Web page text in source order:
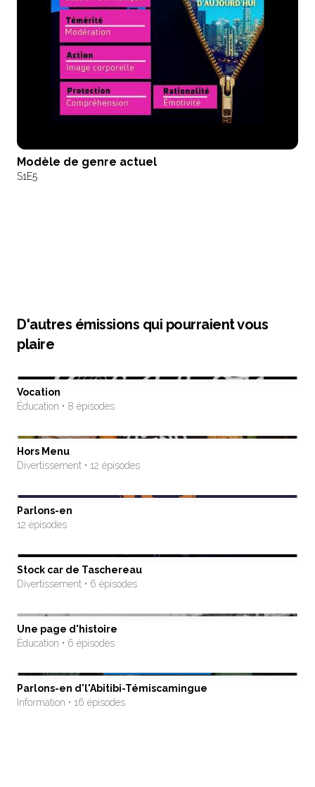
Modèle de genre actuel
S1E5
D'autres émissions qui pourraient vous
plaire
Vocation
Éducation • 8 épisodes
Hors Menu
Divertissement • 12 épisodes
Parlons-en
12 épisodes
Stock car de Taschereau
Divertissement • 6 épisodes
Une page d'histoire
Éducation • 6 épisodes
Parlons-en d'l'Abitibi-Témiscamingue
Information • 16 épisodes